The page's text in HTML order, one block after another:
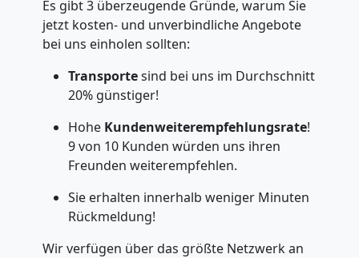
Es gibt 3 überzeugende Gründe, warum Sie
jetzt kosten- und unverbindliche Angebote
bei uns einholen sollten:
Transportesind bei uns im Durchschnitt
20% günstiger!
Hohe Kundenweiterempfehlungsrate!
9 von 10 Kunden würden uns ihren
Freunden weiterempfehlen.
Sie erhalten innerhalb weniger Minuten
Rückmeldung!
Wir verfügen über das größte Netzwerk an